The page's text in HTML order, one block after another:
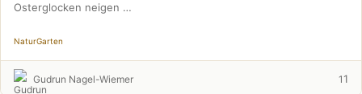
Osterglocken neigen …
NaturGarten
Gudrun Nagel-Wiemer 11